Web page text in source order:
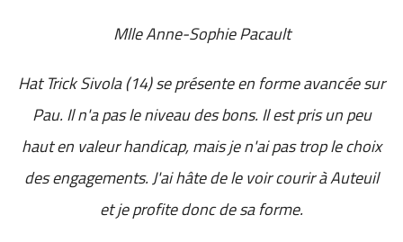
Mlle Anne-Sophie Pacault
Hat Trick Sivola (14) se présente en forme avancée sur
Pau. Il n'a pas le niveau des bons. Il est pris un peu
haut en valeur handicap, mais je n'ai pas trop le choix
des engagements. J'ai hâte de le voir courir à Auteuil
et je profite donc de sa forme.